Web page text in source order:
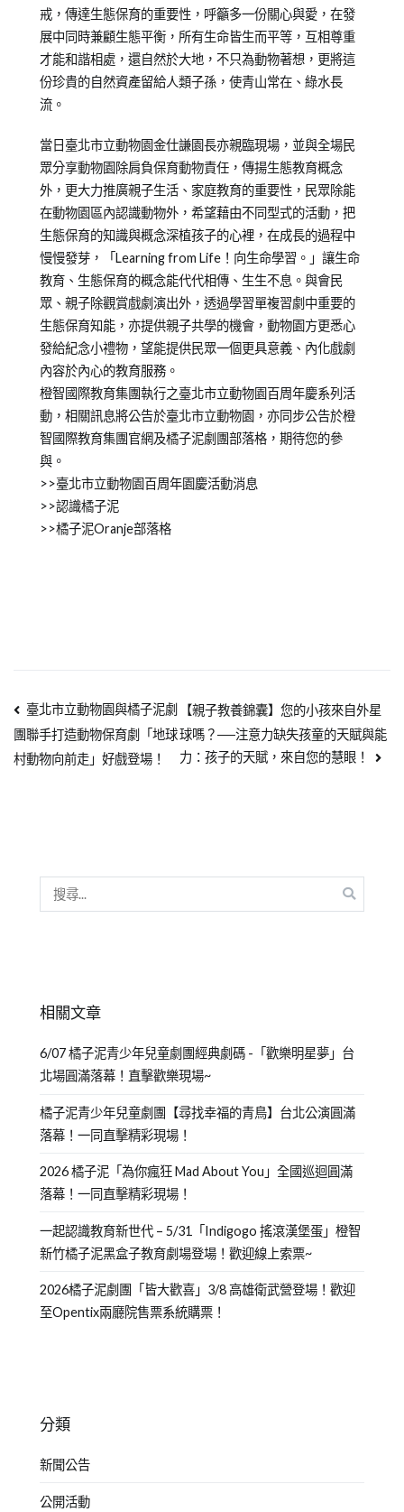
戒，傳達生態保育的重要性，呼籲多一份關心與愛，在發
展中同時兼顧生態平衡，所有生命皆生而平等，互相尊重
才能和諧相處，還自然於大地，不只為動物著想，更將這
份珍貴的自然資產留給人類子孫，使青山常在、綠水長
流。
當日臺北市立動物園金仕謙園長亦親臨現場，並與全場民
眾分享動物園除肩負保育動物責任，傳揚生態教育概念
外，更大力推廣親子生活、家庭教育的重要性，民眾除能
在動物園區內認識動物外，希望藉由不同型式的活動，把
生態保育的知識與概念深植孩子的心裡，在成長的過程中
慢慢發芽，「Learning from Life！向生命學習。」讓生命
教育、生態保育的概念能代代相傳、生生不息。與會民
眾、親子除觀賞戲劇演出外，透過學習單複習劇中重要的
生態保育知能，亦提供親子共學的機會，動物園方更悉心
發給紀念小禮物，望能提供民眾一個更具意義、內化戲劇
內容於內心的教育服務。
橙智國際教育集團執行之臺北市立動物園百周年慶系列活
動，相關訊息將公告於臺北市立動物園，亦同步公告於橙
智國際教育集團官網及橘子泥劇團部落格，期待您的參
與。
>>臺北市立動物園百周年園慶活動消息
>>認識橘子泥
>>橘子泥Oranje部落格
臺北市立動物園與橘子泥劇
團聯手打造動物保育劇「地球
村動物向前走」好戲登場！
【親子教養錦囊】您的小孩來自外星
球嗎？──注意力缺失孩童的天賦與能
力：孩子的天賦，來自您的慧眼！
相關文章
6/07 橘子泥青少年兒童劇團經典劇碼 -「歡樂明星夢」台
北場圓滿落幕！直擊歡樂現場~
橘子泥青少年兒童劇團【尋找幸福的青鳥】台北公演圓滿
落幕！一同直擊精彩現場！
2026 橘子泥「為你瘋狂 Mad About You」全國巡迴圓滿
落幕！一同直擊精彩現場！
一起認識教育新世代 – 5/31「Indigogo 搖滾漢堡蛋」橙智
新竹橘子泥黑盒子教育劇場登場！歡迎線上索票~
2026橘子泥劇團「皆大歡喜」3/8 高雄衛武營登場！歡迎
至Opentix兩廳院售票系統購票！
分類
新聞公告
公開活動